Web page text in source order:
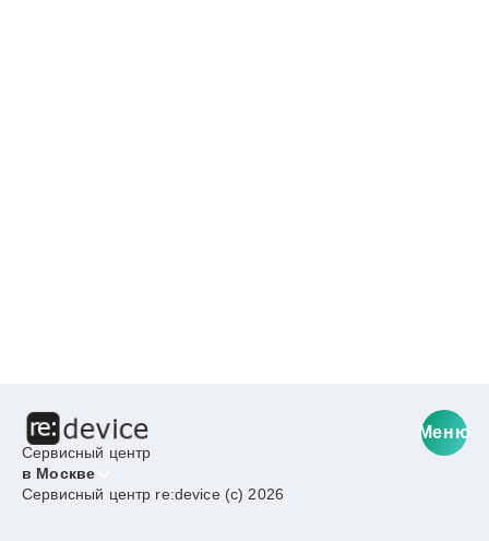
Сервисный центр
в Москве
Меню
Сервисный центр re:device (c) 2026